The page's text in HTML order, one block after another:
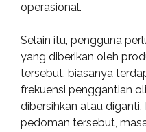
operasional.
Selain itu, pengguna
yang diberikan oleh
tersebut, biasanya
frekuensi penggantian
dibersihkan atau
pedoman tersebut,